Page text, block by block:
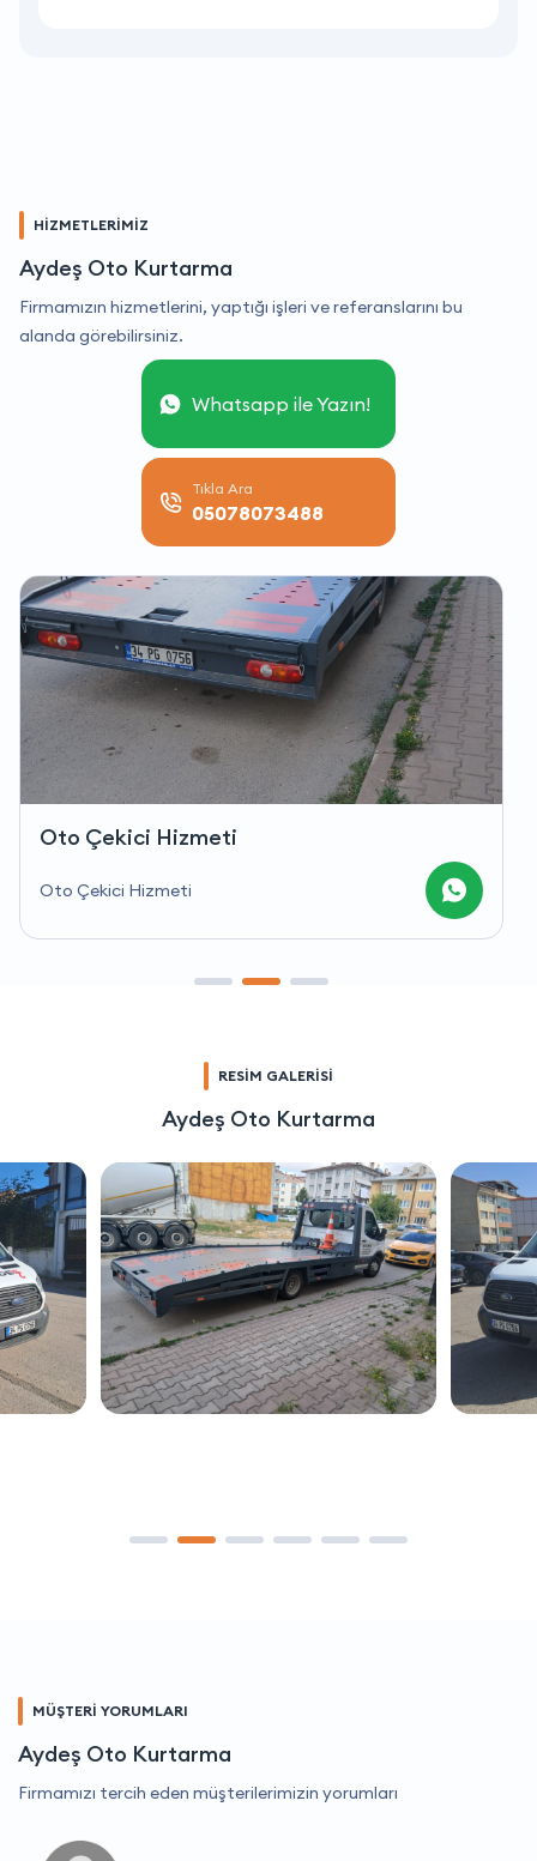
HİZMETLERİMİZ
Aydeş Oto Kurtarma
Firmamızın hizmetlerini, yaptığı işleri ve referanslarını bu
alanda görebilirsiniz.
Whatsapp ile Yazın!
Tıkla Ara
05078073488
Oto Çekici Hizmeti
Oto Çekici Hizmeti
RESİM GALERİSİ
Aydeş Oto Kurtarma
MÜŞTERİ YORUMLARI
Aydeş Oto Kurtarma
Firmamızı tercih eden müşterilerimizin yorumları